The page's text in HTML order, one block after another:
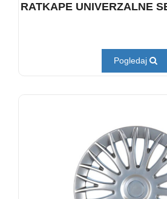
RATKAPE UNIVERZALNE
Pogledaj